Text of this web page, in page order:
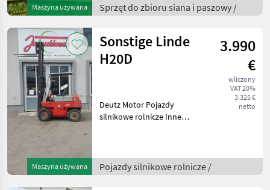
Maszyna używana
Doppelzinken - mit
Schwadtuch - mit
Höhenverstel
Sprzęt do zbioru siana i paszowy /
Maszyna używana
Sonstige Linde
H20D
3.990
€
wliczony
VAT 20%
3.325 €
netto
Deutz Motor Pojazdy
silnikowe rolnicze Inne
Pojazdy silnikowe rolnicze /